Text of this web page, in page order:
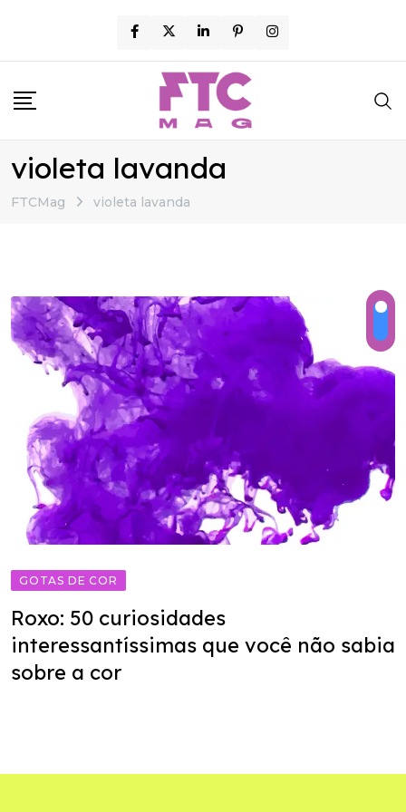
content
violeta lavanda
FTCMag violeta lavanda
GOTAS DE COR
Roxo: 50 curiosidades
interessantíssimas que você não sabia
sobre a cor